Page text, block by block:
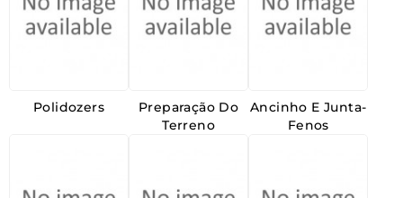
Polidozers
Preparação Do
Terreno
Ancinho E Junta-
Fenos